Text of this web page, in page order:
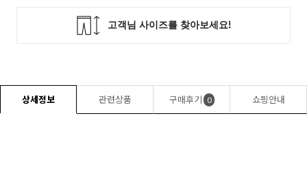
상세정보 관련상품 구매후기 0 쇼핑안내